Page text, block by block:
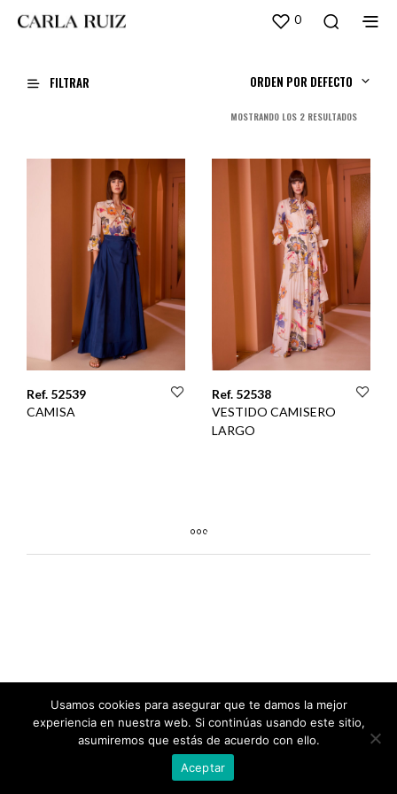
0
FILTRAR ORDEN POR DEFECTO
MOSTRANDO LOS 2 RESULTADOSORDENADO
LOS
ÚLTIMOS
Ref. 52539
CAMISA
Ref. 52538
VESTIDO CAMISERO
LARGO
Usamos cookies para asegurar que te damos la mejor
experiencia en nuestra web. Si continúas usando este sitio,
asumiremos que estás de acuerdo con ello.
Aceptar